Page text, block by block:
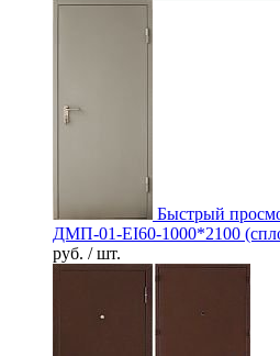
Быстрый
ДМП-01-EI60-1000*2100
руб. / шт.